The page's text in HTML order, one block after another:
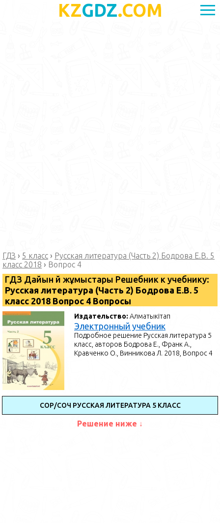
KZGDZ.COM
ГДЗ › 5 класс › Русская литература (Часть 2) Бодрова Е.В. 5
класс 2018 › Вопрос 4
ГДЗ Дайын үй жұмыстары Решебник к учебнику:
Русская литература (Часть 2) Бодрова Е.В. 5
класс 2018 Вопрос 4 Вопросы
Издательство:Алматыкітап
Электронный учебник
Подробное решение Русская литература 5
класс, авторов Бодрова Е., Франк А.,
Кравченко О., Винникова Л. 2018, Вопрос 4
СОР/СОЧ РУССКАЯ ЛИТЕРАТУРА 5 КЛАСС
Решение ниже ↓